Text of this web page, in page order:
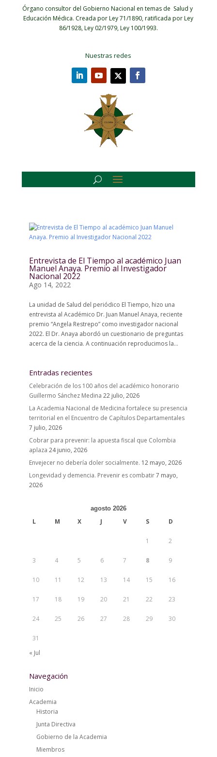
Órgano consultor del Gobierno Nacional en temas de Salud y
Educación Médica. Creada por Ley 71/1890, ratificada por Ley
86/1928, Ley 02/1979, Ley 100/1993.
Nuestras redes
Entrevista de El Tiempo al académico Juan
Manuel Anaya. Premio al Investigador
Nacional 2022
Ago 14, 2022
La unidad de Salud del periódico El Tiempo, hizo una
entrevista al Académico Dr. Juan Manuel Anaya, reciente
premio “Angela Restrepo” como investigador nacional
2022. El Dr. Anaya abordó un cuestionario de preguntas
acerca de la ciencia. A continuación reproducimos la...
Entradas recientes
Celebración de los 100 años del académico honorario
Guillermo Sánchez Medina 22 julio, 2026
La Academia Nacional de Medicina fortalece su presencia
territorial en el Encuentro de Capítulos Departamentales
7 julio, 2026
Cobrar para prevenir: la apuesta fiscal que Colombia
aplaza 24 junio, 2026
Envejecer no debería doler socialmente. 12 mayo, 2026
Longevidad y demencia. Prevenir es combatir7 mayo,
2026
agosto 2026
L M X J V S D
1 2
3 4 5 6 7 8 9
10 11 12 13 14 15 16
17 18 19 20 21 22 23
24 25 26 27 28 29 30
31
« Jul
Navegación
Inicio
Academia
Historia
Junta Directiva
Gobierno de la Academia
Miembros